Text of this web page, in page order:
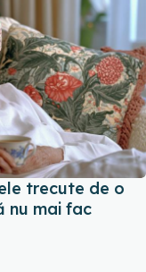
trecute de o
nu mai fac